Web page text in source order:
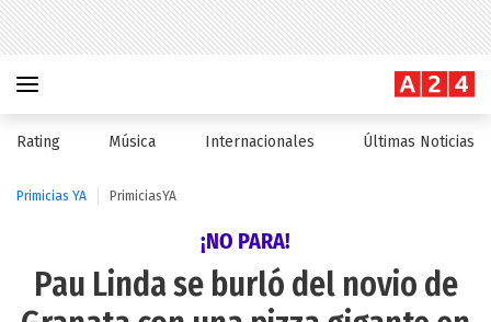
Rating Música Internacionales Últimas Noticias
Primicias YA PrimiciasYA
¡NO PARA!
Pau Linda se burló del novio de